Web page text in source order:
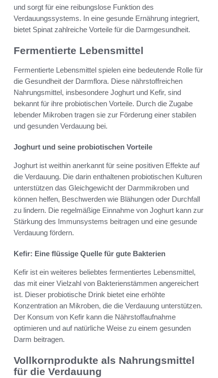
und sorgt für eine reibungslose Funktion des
Verdauungssystems. In eine gesunde Ernährung integriert,
bietet Spinat zahlreiche Vorteile für die Darmgesundheit.
Fermentierte Lebensmittel
Fermentierte Lebensmittel spielen eine bedeutende Rolle für
die Gesundheit der Darmflora. Diese nährstoffreichen
Nahrungsmittel, insbesondere Joghurt und Kefir, sind
bekannt für ihre probiotischen Vorteile. Durch die Zugabe
lebender Mikroben tragen sie zur Förderung einer stabilen
und gesunden Verdauung bei.
Joghurt und seine probiotischen Vorteile
Joghurt ist weithin anerkannt für seine positiven Effekte auf
die Verdauung. Die darin enthaltenen probiotischen Kulturen
unterstützen das Gleichgewicht der Darmmikroben und
können helfen, Beschwerden wie Blähungen oder Durchfall
zu lindern. Die regelmäßige Einnahme von Joghurt kann zur
Stärkung des Immunsystems beitragen und eine gesunde
Verdauung fördern.
Kefir: Eine flüssige Quelle für gute Bakterien
Kefir ist ein weiteres beliebtes fermentiertes Lebensmittel,
das mit einer Vielzahl von Bakterienstämmen angereichert
ist. Dieser probiotische Drink bietet eine erhöhte
Konzentration an Mikroben, die die Verdauung unterstützen.
Der Konsum von Kefir kann die Nährstoffaufnahme
optimieren und auf natürliche Weise zu einem gesunden
Darm beitragen.
Vollkornprodukte als Nahrungsmittel
für die Verdauung